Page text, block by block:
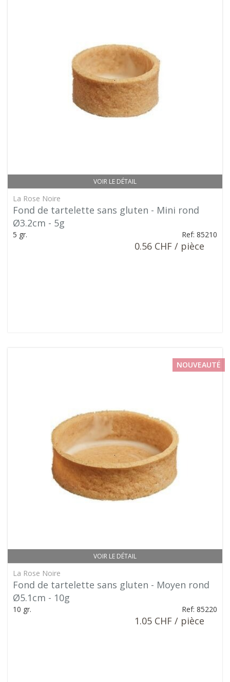
VOIR LE DÉTAIL
La Rose Noire
Fond de tartelette sans gluten - Mini rond
Ø3.2cm - 5g
5 gr. Ref: 85210
0.56 CHF / pièce
VOIR LE DÉTAIL
NOUVEAUTÉ
La Rose Noire
Fond de tartelette sans gluten - Moyen rond
Ø5.1cm - 10g
10 gr. Ref: 85220
1.05 CHF / pièce